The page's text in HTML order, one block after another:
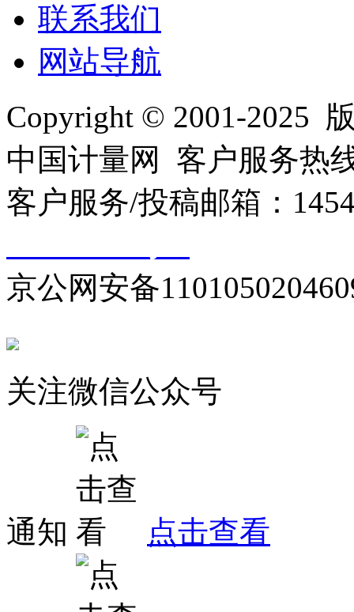
联系我们
网站导航
Copyright © 2001-2025
中国计量网 客户服务热
客户服务/投稿邮箱：
京公网安备
关注微信公众号
通知 点击查看